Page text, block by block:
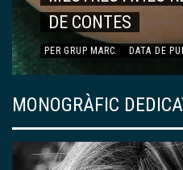
RECORDS,
DOLORS ESQUERDA
13/01/2020
MONOGRÀFIC